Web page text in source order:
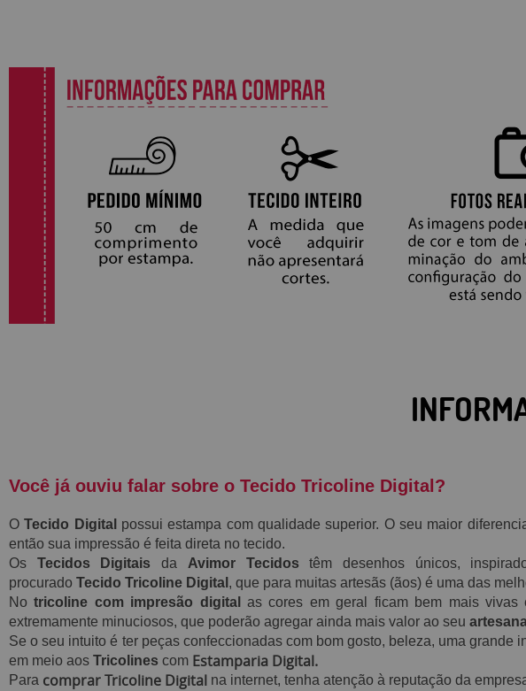
Você já ouviu falar sobre o Tecido Tricoline Digital?
OTecido Digital possui estampa com qualidade superior. O seu maior
então sua impressão é feita direta no tecido.
Os Tecidos Digitaisda Avimor Tecidos têm desenhos únicos,
procurado Tecido Tricoline Digital , que para muitas artesãs (ãos) é uma das
Notricoline com impresão digital as cores em geral ficam bem mais vivas
extremamente minuciosos, que poderão agregar ainda mais valor ao seu
Se o seu intuito é ter peças confeccionadas com bom gosto, beleza, uma
em meio aos Tricolines com Estamparia Digital.
Para comprar Tricoline Digital na internet, tenha atenção à reputação da